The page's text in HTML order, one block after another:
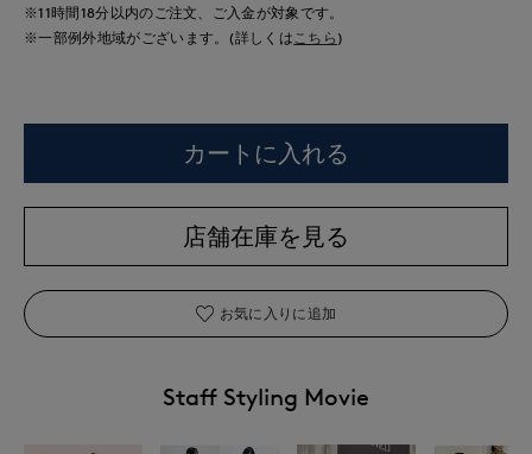
※11時間18分以内のご注文、ご入金が対象です。
※一部例外地域がございます。(詳しくは こちら )
カートに入れる
店舗在庫を見る
お気に入りに追加
Staff Styling Movie